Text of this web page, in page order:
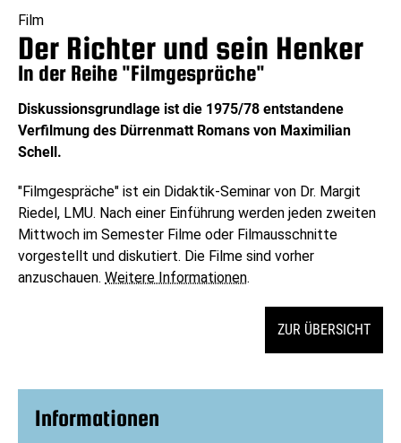
Film
Der Richter und sein Henker
In der Reihe "Filmgespräche"
Diskussionsgrundlage ist die 1975/78 entstandene
Verfilmung des Dürrenmatt Romans von Maximilian
Schell.
"Filmgespräche" ist ein Didaktik-Seminar von Dr. Margit
Riedel, LMU. Nach einer Einführung werden jeden zweiten
Mittwoch im Semester Filme oder Filmausschnitte
vorgestellt und diskutiert. Die Filme sind vorher
anzuschauen. Weitere Informationen.
ZUR ÜBERSICHT
Informationen